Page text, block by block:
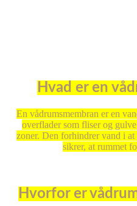
Hvad er en
En vådrumsmembran er en
overflader som fliser og
zoner. Den forhindrer vand i
sikrer, at rummet
Hvorfor er